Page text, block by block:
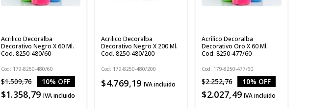
Acrilico Decoralba
Decorativo Negro X 60 Ml.
Cod. 8250-480/60
Cod: 179-8250-480/60
$1.509,76 10% OFF
$1.358,79 IVA incluido
Acrilico Decoralba
Decorativo Negro X 200 Ml.
Cod. 8250-480/200
Cod: 179-8250-480/200
$4.769,19 IVA incluido
Acrilico Decoralba
Decorativo Oro X 60 Ml.
Cod. 8250-477/60
Cod: 179-8250-477/60
$2.252,76 10% OFF
$2.027,49 IVA incluido